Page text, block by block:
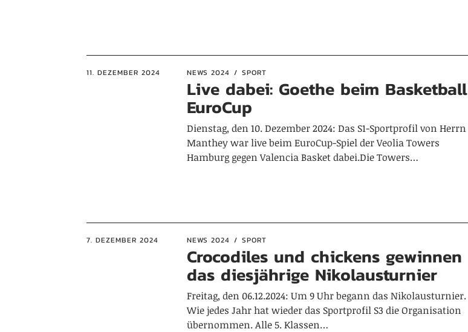
11. DEZEMBER 2024 NEWS 2024 SPORT
Live dabei: Goethe beim Basketball
EuroCup
Dienstag, den 10. Dezember 2024: Das S1-Sportprofil von Herrn
Manthey war live beim EuroCup-Spiel der Veolia Towers
Hamburg gegen Valencia Basket dabei.Die Towers…
7. DEZEMBER 2024 NEWS 2024 SPORT
Crocodiles und chickens gewinnen
das diesjährige Nikolausturnier
Freitag, den 06.12.2024: Um 9 Uhr begann das Nikolausturnier.
Wie jedes Jahr hat wieder das Sportprofil S3 die Organisation
übernommen. Alle 5. Klassen…